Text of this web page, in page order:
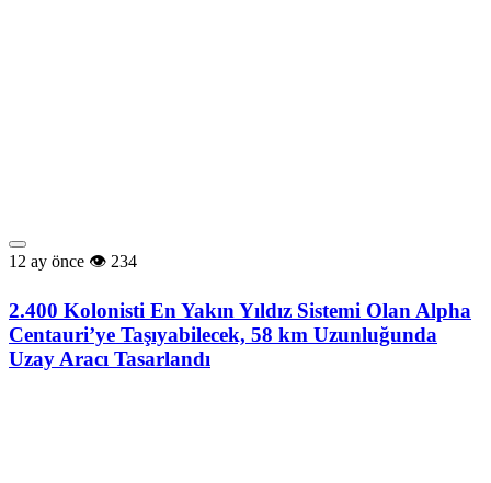
12 ay önce 234
2.400 Kolonisti En Yakın Yıldız Sistemi Olan Alpha
Centauri’ye Taşıyabilecek, 58 km Uzunluğunda
Uzay Aracı Tasarlandı